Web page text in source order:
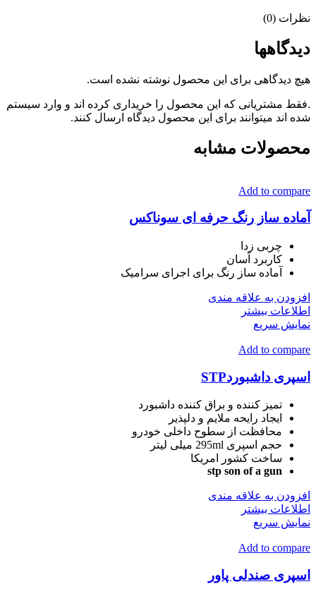
نظرات (0)
دیدگاهها
هیچ دیدگاهی برای این محصول نوشته نشده است.
.فقط مشتریانی که این محصول را خریداری کرده اند و وارد سیستم
شده اند میتوانند برای این محصول دیدگاه ارسال کنند.
محصولات مشابه
Add to compare
آماده ساز رنگ حرفه ای سوناکس
چربی زدا
کاربرد آسان
آماده ساز رنگ برای اجرای سرامیک
افزودن به علاقه مندی
اطلاعات بیشتر
نمایش سریع
Add to compare
اسپری داشبوردSTP
تمیز کننده و براق کننده داشبورد
ایجاد رایحه ملایم و دلپذیر
محافظت از سطوح داخلی خودرو
حجم اسپری 295ml میلی لیتر
ساخت کشور امریکا
stp son of a gun
افزودن به علاقه مندی
اطلاعات بیشتر
نمایش سریع
Add to compare
اسپری صندلی پاور